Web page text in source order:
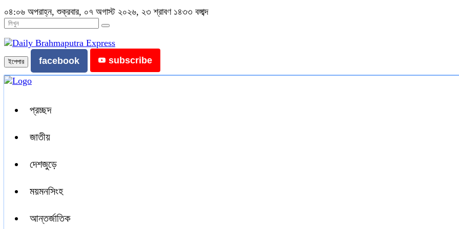
০৪:০৬ অপরাহ্ন, শুক্রবার, ০৭ অগাস্ট ২০২৬, ২৩ শ্রাবণ ১৪৩৩ বঙ্গাব্দ
ইপেপার facebook subscribe
প্রচ্ছদ
জাতীয়
দেশজুড়ে
ময়মনসিংহ
আন্তর্জাতিক